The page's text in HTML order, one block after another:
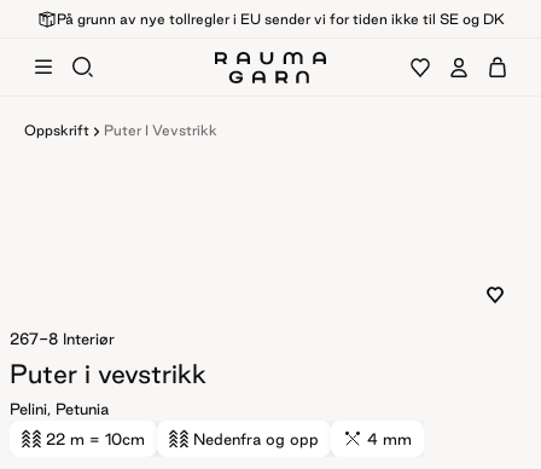
På grunn av nye tollregler i EU sender vi for tiden ikke til SE og DK
Oppskrift Puter I Vevstrikk
267-8 Interiør
Puter i vevstrikk
Pelini, Petunia
22 m = 10cm Nedenfra og opp 4 mm